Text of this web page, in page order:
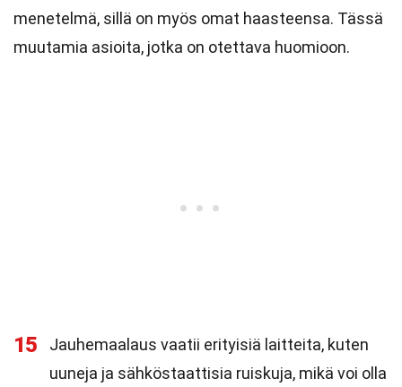
menetelmä, sillä on myös omat haasteensa. Tässä
muutamia asioita, jotka on otettava huomioon.
15
Jauhemaalaus vaatii erityisiä laitteita, kuten
uuneja ja sähköstaattisia ruiskuja, mikä voi olla